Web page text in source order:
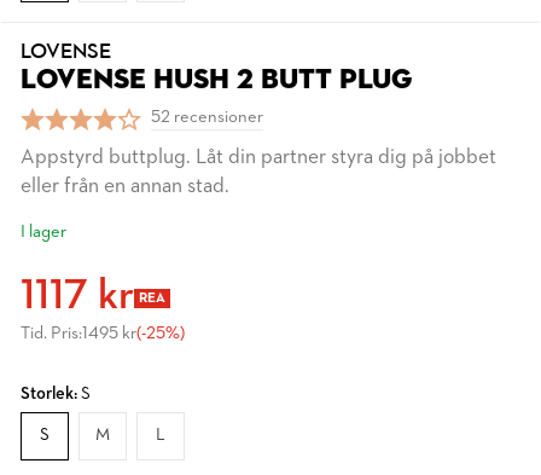
LOVENSE
LOVENSE HUSH 2 BUTT PLUG
52 recensioner
Appstyrd buttplug. Låt din partner styra dig på jobbet
eller från en annan stad.
I lager
1117 kr REA
Tid. Pris:1495 kr(-25%)
Storlek: S
S M L